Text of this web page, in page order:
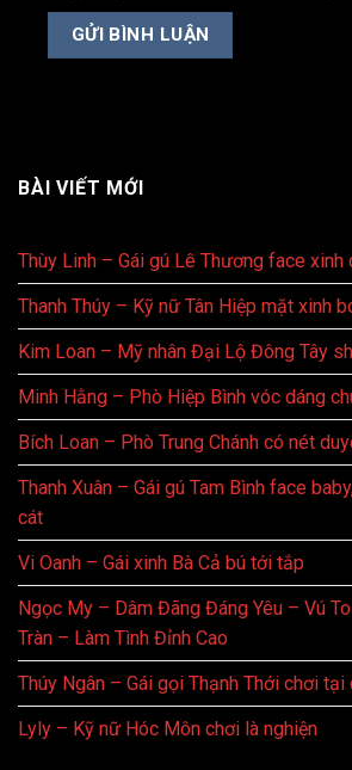
BÀI VIẾT MỚI
Thùy Linh – Gái gú Lê Thương face xinh
Thanh Thúy – Kỹ nữ Tân Hiệp mặt xinh
Kim Loan – Mỹ nhân Đại Lộ Đông Tây
Minh Hằng – Phò Hiệp Bình vóc dáng
Bích Loan – Phò Trung Chánh có nét
Thanh Xuân – Gái gú Tam Bình face
cát
Vi Oanh – Gái xinh Bà Cả bú tới tắp
Ngọc My – Dâm Đãng Đáng Yêu – Vú
Tràn – Làm Tình Đỉnh Cao
Thúy Ngân – Gái gọi Thạnh Thới chơi tại
Lyly – Kỹ nữ Hóc Môn chơi là nghiện